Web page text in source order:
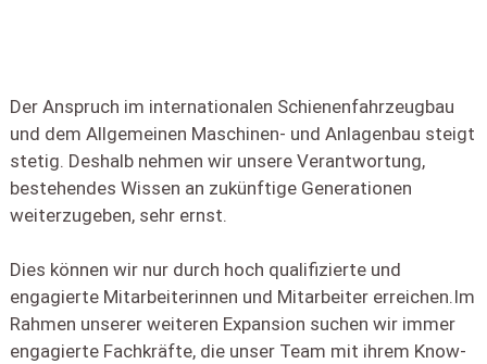
Der Anspruch im internationalen Schienenfahrzeugbau
und dem Allgemeinen Maschinen- und Anlagenbau steigt
stetig. Deshalb nehmen wir unsere Verantwortung,
bestehendes Wissen an zukünftige Generationen
weiterzugeben, sehr ernst.
Dies können wir nur durch hoch qualifizierte und
engagierte Mitarbeiterinnen und Mitarbeiter erreichen. ​ Im
Rahmen unserer weiteren Expansion suchen wir immer
engagierte Fachkräfte, die unser Team mit ihrem Know-